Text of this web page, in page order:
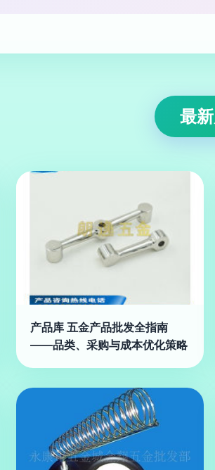
最
产品库 五金产品批发全指南
——品类、采购与成本优化策略